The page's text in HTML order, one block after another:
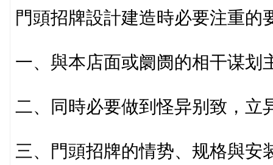
門頭招牌設計建造時必要注重的
一、與本店面或阛阓的相干谋划
二、同時必要做到怪异别致，立
三、門頭招牌的情势、规格與安